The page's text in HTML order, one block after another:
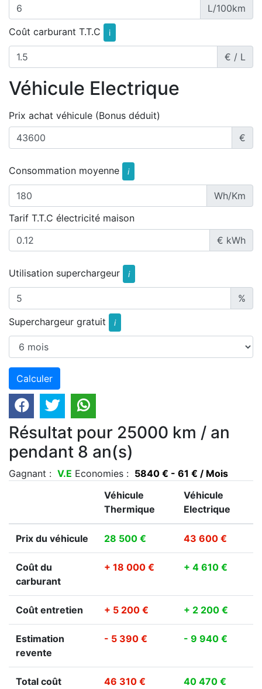
L/100km
Coût carburant T.T.C
i
€ / L
Véhicule Electrique
Prix achat véhicule (Bonus déduit)
€
Consommation moyenne i
Wh/Km
Tarif T.T.C électricité maison
€ kWh
Utilisation superchargeur i
%
Superchargeur gratuit
i
Résultat pour 25000 km / an
pendant 8 an(s)
Gagnant : V.E Economies : 5840 € - 61 € / Mois
Véhicule
Thermique
Véhicule
Electrique
Prix du véhicule 28 500 € 43 600 €
Coût du
carburant
+ 18 000 € + 4 610 €
Coût entretien + 5 200 € + 2 200 €
Estimation
revente
- 5 390 € - 9 940 €
Total coût
46 310 € 40 470 €